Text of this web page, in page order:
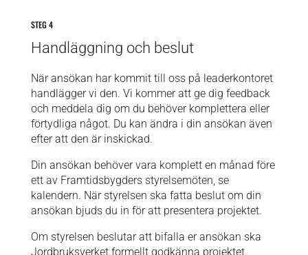
STEG 4
Handläggning och beslut
När ansökan har kommit till oss på leaderkontoret
handlägger vi den. Vi kommer att ge dig feedback
och meddela dig om du behöver komplettera eller
förtydliga något. Du kan ändra i din ansökan även
efter att den är inskickad.
Din ansökan behöver vara komplett en månad före
ett av Framtidsbygders styrelsemöten, se
kalendern. När styrelsen ska fatta beslut om din
ansökan bjuds du in för att presentera projektet.
Om styrelsen beslutar att bifalla er ansökan ska
Jordbruksverket formellt godkänna projektet.